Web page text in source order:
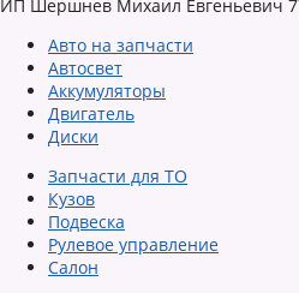
ИП Шершнев Михаил Евгеньевич
Авто на запчасти
Автосвет
Аккумуляторы
Двигатель
Диски
Запчасти для ТО
Кузов
Подвеска
Рулевое управление
Салон